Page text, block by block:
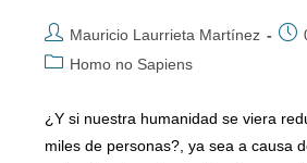
Mauricio Laurrieta Martínez
Homo no Sapiens
¿Y si nuestra humanidad se viera
miles de personas?, ya sea a causa